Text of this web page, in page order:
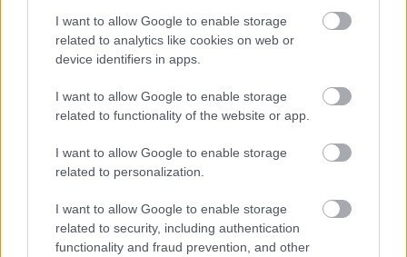
I want to allow Google to enable storage
related to analytics like cookies on web or
device identifiers in apps.
I want to allow Google to enable storage
related to functionality of the website or app.
I want to allow Google to enable storage
related to personalization.
I want to allow Google to enable storage
related to security, including authentication
functionality and fraud prevention, and other
Zateplenie
Z čoho financujú nájomné
bývanie v zahraničí?